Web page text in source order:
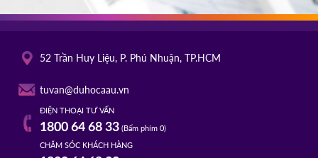
52 Trần Huy Liệu, P. Phú Nhuận, TP.HCM
tuvan@duhocaau.vn
ĐIỆN THOẠI TƯ VẤN
1800 64 68 33(Bấm phím 0)
CHĂM SÓC KHÁCH HÀNG